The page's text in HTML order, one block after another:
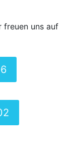
freuen uns auf